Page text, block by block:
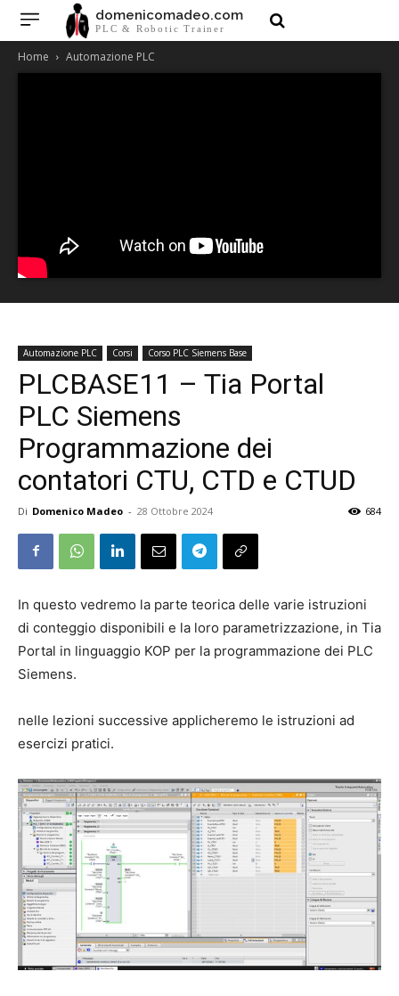
domenicomadeo.com
PLC & Robotic Trainer
Home Automazione PLC
Automazione PLC Corsi Corso PLC Siemens Base
PLCBASE11 – Tia Portal
PLC Siemens
Programmazione dei
contatori CTU, CTD e CTUD
Di Domenico Madeo - 28 Ottobre 2024 684
In questo vedremo la parte teorica delle varie istruzioni
di conteggio disponibili e la loro parametrizzazione, in Tia
Portal in linguaggio KOP per la programmazione dei PLC
Siemens.
nelle lezioni successive applicheremo le istruzioni ad
esercizi pratici.